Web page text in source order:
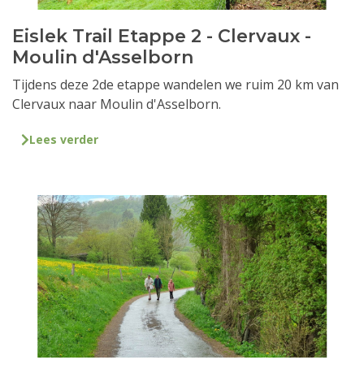
Eislek Trail Etappe 2 - Clervaux -
Moulin d'Asselborn
Tijdens deze 2de etappe wandelen we ruim 20 km van
Clervaux naar Moulin d'Asselborn.
Lees verder